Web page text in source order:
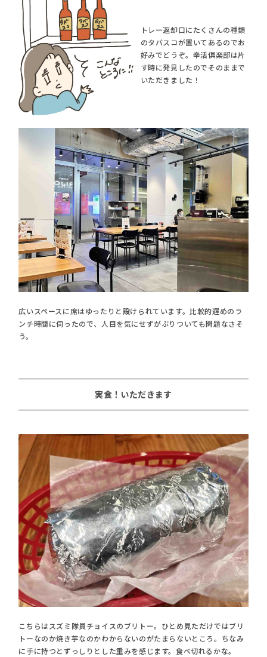
トレー返却口にたくさんの種類
のタバスコが置いてあるのでお
好みでどうぞ。辛活倶楽部は片
す時に発見したのでそのままで
いただきました！
広いスペースに席はゆったりと設けられています。比較的遅めのラ
ンチ時間に伺ったので、人目を気にせずがぶりついても問題なさそ
う。
実食！いただきます
こちらはスズミ隊員チョイスのブリトー。ひとめ見ただけではブリ
トーなのか焼き芋なのかわからないのがたまらないところ。ちなみ
に手に持つとずっしりとした重みを感じます。食べ切れるかな。